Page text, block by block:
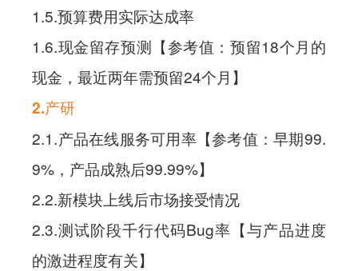
1.5.预算费用实际达成率
1.6.现金留存预测【参考值：预留18个月的
现金，最近两年需预留24个月】
2.产研
2.1.产品在线服务可用率【参考值：早期99.
9%，产品成熟后99.99%】
2.2.新模块上线后市场接受情况
2.3.测试阶段千行代码Bug率【与产品进度
的激进程度有关】